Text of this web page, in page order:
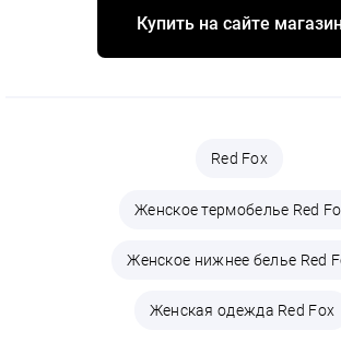
Купить на сайте
Red Fox
Женское термобелье Red
Женское нижнее белье Red
Женская одежда Red Fox